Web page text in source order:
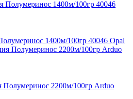
1400м/100гр 40046 Opal
Полумеринос 2200м/100гр Arduo